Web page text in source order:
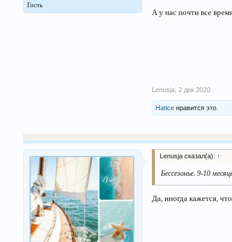
Гость
А у нас почти все
Lenusja 2 дек 2020
Hatice нравится это.
Lenusja сказал(а): ↑
Бессезонье. 9-10
Да, иногда кажется,